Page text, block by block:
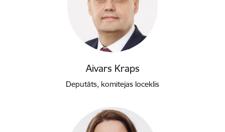
Aivars Kraps
Deputāts, komitejas loceklis